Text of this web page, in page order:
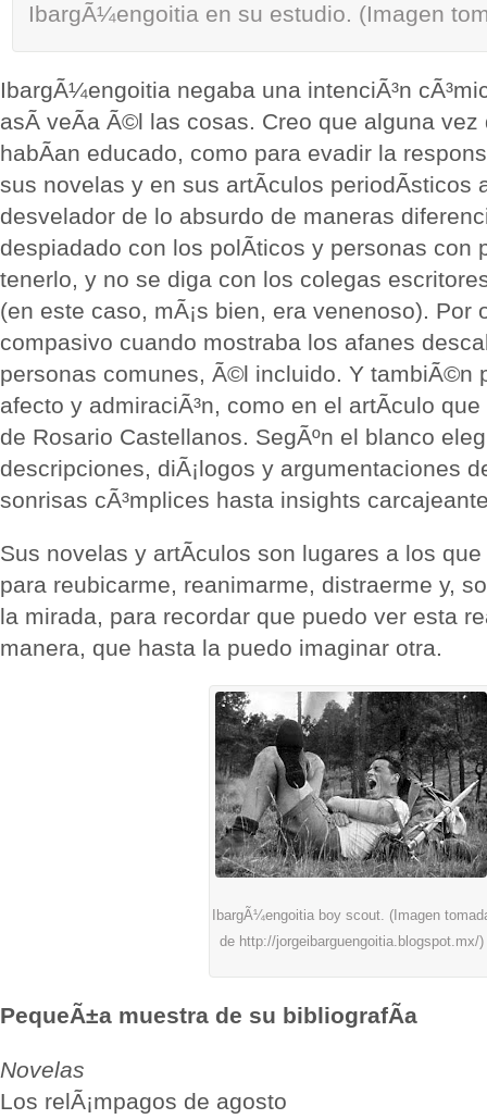
IbargÃ¼engoitia en su estudio. (Imagen
IbargÃ¼engoitia negaba una intenciÃ³n
asÃ­ veÃ­a Ã©l las cosas. Creo que alguna vez
habÃ­an educado, como para evadir la
sus novelas y en sus artÃ­culos periodÃ­sticos
desvelador de lo absurdo de maneras
despiadado con los polÃ­ticos y personas con
tenerlo, y no se diga con los colegas
(en este caso, mÃ¡s bien, era venenoso). Por
compasivo cuando mostraba los afanes
personas comunes, Ã©l incluido. Y tambiÃ©n
afecto y admiraciÃ³n, como en el artÃ­culo
de Rosario Castellanos. SegÃºn el blanco
descripciones, diÃ¡logos y argumentaciones
sonrisas cÃ³mplices hasta insights
Sus novelas y artÃ­culos son lugares a los
para reubicarme, reanimarme, distraerme y,
la mirada, para recordar que puedo ver esta
manera, que hasta la puedo imaginar otra.
IbargÃ¼engoitia boy scout. (Imagen
de http://jorgeibarguengoitia.blogspot.mx/)
PequeÃ±a muestra de su bibliografÃ­a
Novelas
Los relÃ¡mpagos de agosto